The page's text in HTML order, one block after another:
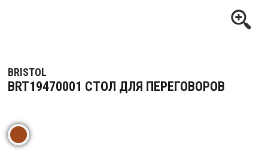
BRISTOL
BRT19470001 СТОЛ ДЛЯ ПЕРЕГОВОРОВ